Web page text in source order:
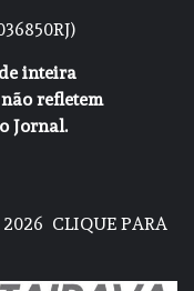
inteira
refletem
Jornal.
2026 CLIQUE PARA